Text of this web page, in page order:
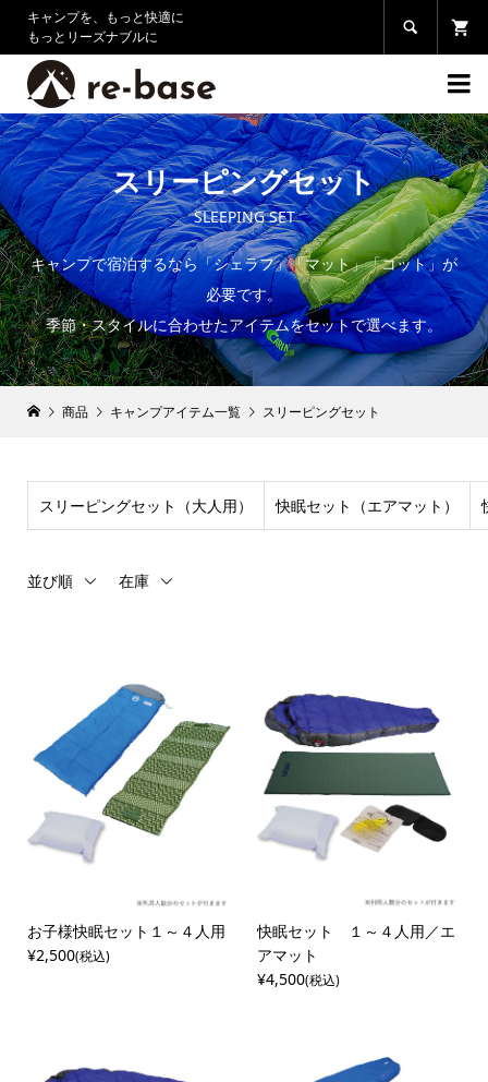
キャンプを、もっと快適に
もっとリーズナブルに


スリーピングセット
SLEEPING SET
キャンプで宿泊するなら「シェラフ」「マット」「コット」が
必要です。
季節・スタイルに合わせたアイテムをセットで選べます。
商品 キャンプアイテム一覧 スリーピングセット
スリーピングセット（大人用） 快眠セット（エアマット）
並び順 在庫
お子様快眠セット１～４人用
¥2,500(税込)
快眠セット １～４人用／エ
アマット
¥4,500(税込)